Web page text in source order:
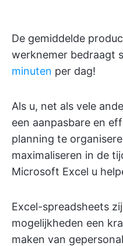
De gemiddelde
werknemer bedraagt
minuten per dag!
Als u, net als vele
een aanpasbare en
planning te
maximaliseren in de
Microsoft Excel u
Excel-spreadsheets
mogelijkheden een
maken van